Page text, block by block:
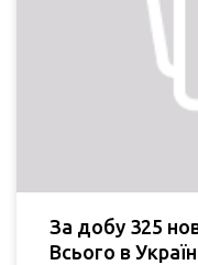
За добу 325
Всього в